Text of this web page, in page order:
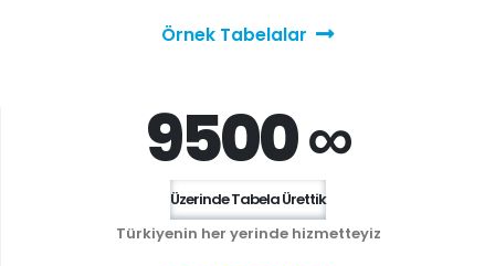
Örnek Tabelalar
9500 ∞
Üzerinde Tabela Ürettik
Türkiyenin her yerinde hizmetteyiz